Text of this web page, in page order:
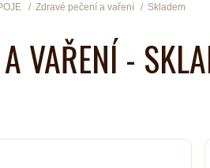
Cereálie a vločky
Zdravé pečení a vaření Skladem
VAŘENÍ -